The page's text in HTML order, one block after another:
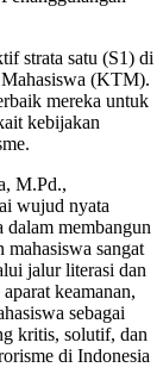
strata satu (S1) di
(KTM).
mereka untuk
kebijakan
M.Pd.,
wujud nyata
dalam membangun
mahasiswa sangat
jalur literasi dan
keamanan,
sebagai
kritis, solutif, dan
di Indonesia